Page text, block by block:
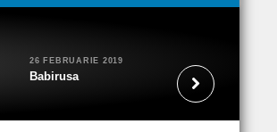
26 FEBRUARIE 2019
Babirusa